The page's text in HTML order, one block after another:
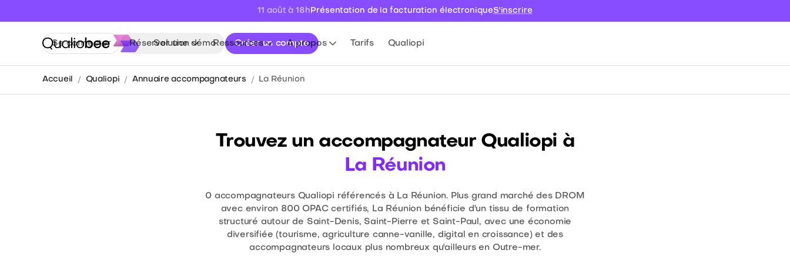
11 août à 18hPrésentation de la facturation électroniqueS'inscrire
Solution Ressources A propos Tarifs Qualiopi
Se connecter Réserver une démo Créer un compte
Accueil Qualiopi Annuaire accompagnateurs La Réunion
Trouvez un accompagnateur Qualiopi à
La Réunion
0 accompagnateurs Qualiopi référencés à La Réunion. Plus grand marché des DROM
avec environ 800 OPAC certifiés, La Réunion bénéficie d'un tissu de formation
structuré autour de Saint-Denis, Saint-Pierre et Saint-Paul, avec une économie
diversifiée (tourisme, agriculture canne-vanille, digital en croissance) et des
accompagnateurs locaux plus nombreux qu'ailleurs en Outre-mer.